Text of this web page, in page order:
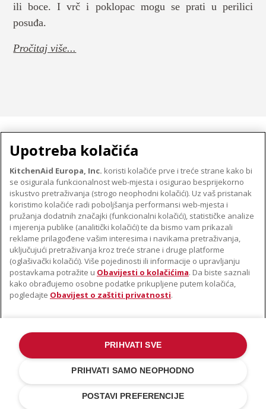
ili boce. I vrč i poklopac mogu se prati u perilici
posuđa.
Pročitaj više...
O TVRTKI KITCHENAID
Robna marka
Povijest
ODR
PODRŠKA
Pronađi trgovinu
Jamstvo i dokumenti
PRATITE NAS
©2022. Sva prava pridržana. KitchenAid i dizajn samostojećeg miksera
zaštitni su znakovi u SAD-u. i u drugim državama .
Obavijest o zaštiti privatnosti.Kolačić.Ostale države
Upotreba kolačića
KitchenAid Europa, Inc. koristi kolačiće prve i treće strane kako bi
se osigurala funkcionalnost web-mjesta i osigurao besprijekorno
iskustvo pretraživanja (strogo neophodni kolačići). Uz vaš pristanak
koristimo kolačiće radi poboljšanja performansi web-mjesta i
pružanja dodatnih značajki (funkcionalni kolačići), statističke analize
i mjerenja publike (analitički kolačići) te da bismo vam prikazali
reklame prilagođene vašim interesima i navikama pretraživanja,
uključujući pretraživanja kroz treće strane i druge platforme
(oglašivački kolačići). Više pojedinosti ili informacije o upravljanju
postavkama potražite u Obavijesti o kolačićima. Da biste saznali
kako obrađujemo osobne podatke prikupljene putem kolačića,
pogledajte Obavijest o zaštiti privatnosti.
POSTAVI PREFERENCIJE
PRIHVATI SAMO NEOPHODNO
PRIHVATI SVE